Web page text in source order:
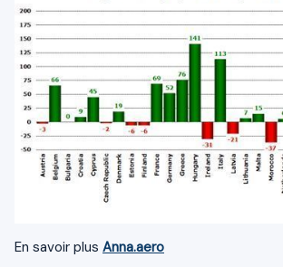
En savoir plus Anna.aero